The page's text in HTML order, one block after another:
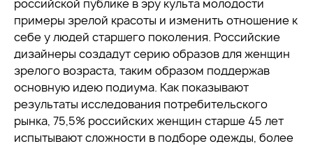
российской публике в эру культа молодости
примеры зрелой красоты и изменить отношение к
себе у людей старшего поколения. Российские
дизайнеры создадут серию образов для женщин
зрелого возраста, таким образом поддержав
основную идею подиума. Как показывают
результаты исследования потребительского
рынка, 75,5% российских женщин старше 45 лет
испытывают сложности в подборе одежды, более